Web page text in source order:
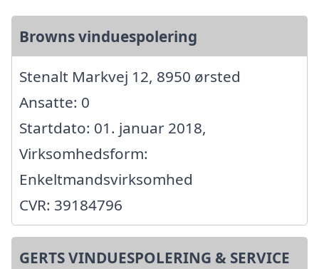
Browns vinduespolering
Stenalt Markvej 12, 8950 ørsted
Ansatte: 0
Startdato: 01. januar 2018,
Virksomhedsform:
Enkeltmandsvirksomhed
CVR: 39184796
GERTS VINDUESPOLERING & SERVICE